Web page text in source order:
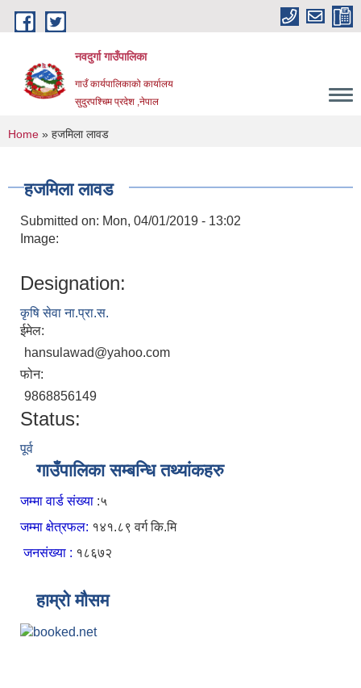
Skip to main content
नवदुर्गा गाउँपालिका
गाउँ कार्यपालिकाको कार्यालय
सुदुरपश्चिम प्रदेश ,नेपाल
You are here
Home » हजमिला लावड
हजमिला लावड
Submitted on: Mon, 04/01/2019 - 13:02
Image:
Designation:
कृषि सेवा ना.प्रा.स.
ईमेल:
hansulawad@yahoo.com
फोन:
9868856149
Status:
पूर्व
गाउँपालिका सम्बन्धि तथ्यांकहरु
जम्मा वार्ड संख्या :५
जम्मा क्षेत्रफल: १४१.८९ वर्ग कि.मि
जनसंख्या : १८६७२
हाम्रो मौसम